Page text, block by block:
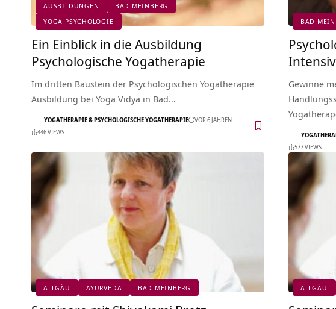
AUSBILDUNGEN
BAD MEINBERG
YOGA PSYCHOLOGIE
Ein Einblick in die Ausbildung
Psychologische Yogatherapie
Im dritten Baustein der Psychologischen Yogatherapie
Ausbildung bei Yoga Vidya in Bad…
YOGATHERAPIE & PSYCHOLOGISCHE YOGATHERAPIE
VOR 6 JAHREN
446 VIEWS
BAD
Gewinne
577 VIEWS
ALLGÄU AYURVEDA BAD MEINBERG ALLGÄU